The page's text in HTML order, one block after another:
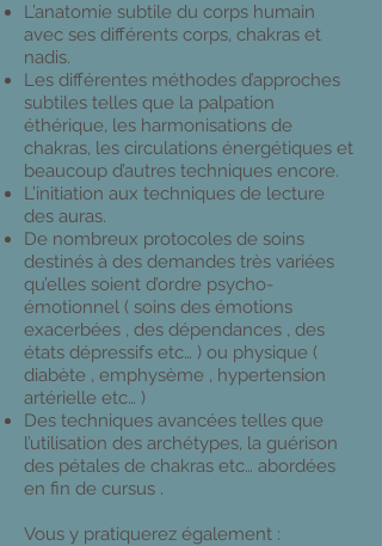
L’anatomie subtile du corps humain
avec ses différents corps, chakras et
nadis.
Les différentes méthodes d’approches
subtiles telles que la palpation
éthérique, les harmonisations de
chakras, les circulations énergétiques et
beaucoup d’autres techniques encore.
L’initiation aux techniques de lecture
des auras.
De nombreux protocoles de soins
destinés à des demandes très variées
qu’elles soient d’ordre psycho-
émotionnel ( soins des émotions
exacerbées , des dépendances , des
états dépressifs etc… ) ou physique (
diabète , emphysème , hypertension
artérielle etc… )
Des techniques avancées telles que
l’utilisation des archétypes, la guérison
des pétales de chakras etc… abordées
en fin de cursus .
Vous y pratiquerez également :